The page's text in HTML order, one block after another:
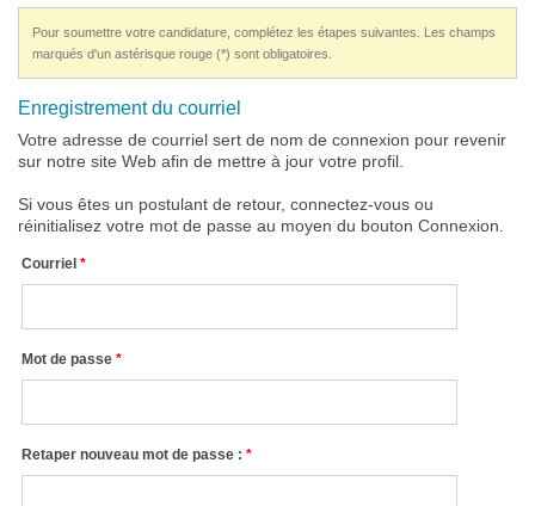
Pour soumettre votre candidature, complétez les étapes suivantes. Les champs
marqués d'un astérisque rouge (*) sont obligatoires.
Enregistrement du courriel
Votre adresse de courriel sert de nom de connexion pour revenir
sur notre site Web afin de mettre à jour votre profil.
Si vous êtes un postulant de retour, connectez-vous ou
réinitialisez votre mot de passe au moyen du bouton Connexion.
Courriel
Mot de passe
Retaper nouveau mot de passe :